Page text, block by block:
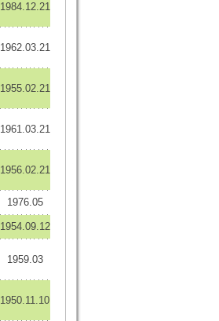
1984.12.21
1962.03.21
1955.02.21
1961.03.21
1956.02.21
1976.05
1954.09.12
1959.03
1950.11.10